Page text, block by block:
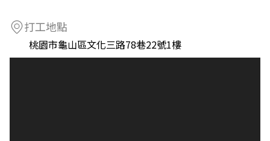
打工地點
桃園市龜山區文化三路78巷22號1樓